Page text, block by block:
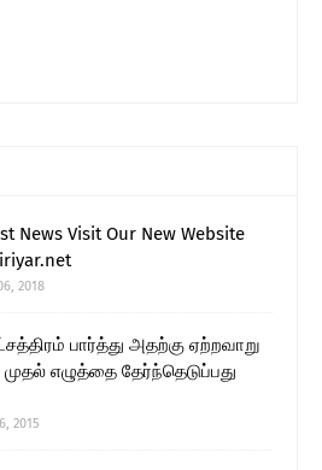
News Visit Our New Website
2018
பார்த்து அதற்கு ஏற்றவாறு
எழுத்தை தேர்ந்தெடுப்பது
2015